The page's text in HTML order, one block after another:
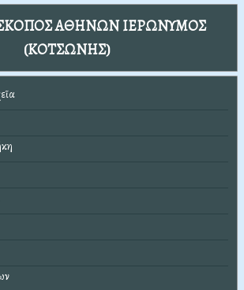
ΑΘΗΝΩΝ ΙΕΡΩΝΥΜΟΣ
(ΚΟΤΣΩΝΗΣ)